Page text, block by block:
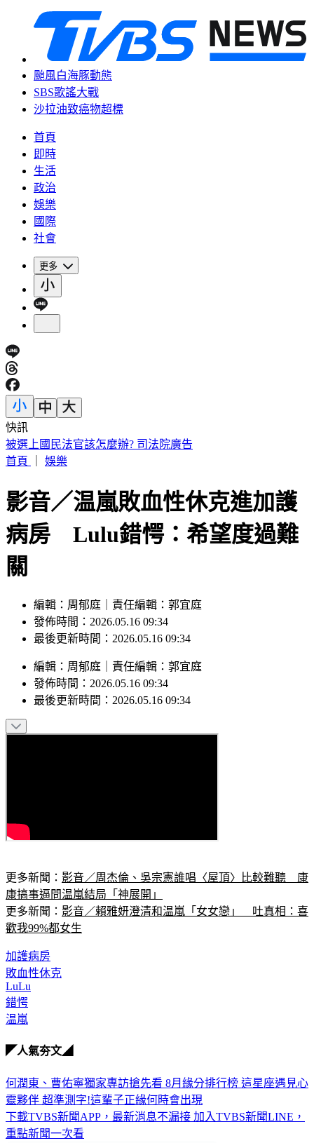
颱風白海豚動態
SBS歌謠大戰
沙拉油致癌物超標
首頁
即時
生活
政治
娛樂
國際
社會
更多
快訊
被選上國民法官該怎麼辦? 司法院廣告
首頁
娛樂
影音／温嵐敗血性休克進加護
病房 Lulu錯愕：希望度過難
關
編輯：周郁庭｜責任編輯：郭宜庭
發佈時間：2026.05.16 09:34
最後更新時間：2026.05.16 09:34
編輯 ： 周郁庭 責任編輯 ： 郭宜庭
發佈時間： 2026.05.16 09:34
最後更新時間： 2026.05.16 09:34
更多新聞： 影音／周杰倫、吳宗憲誰唱〈屋頂〉比較難聽　康
康搞事逼問温嵐結局「神展開」
更多新聞： 影音／賴雅妍澄清和温嵐「女女戀」　吐真相：喜
歡我99%都女生
加護病房
敗血性休克
LuLu
錯愕
温嵐
◤人氣夯文◢
何潤東、曹佑寧獨家專訪搶先看 8月緣分排行榜 這星座遇見心
靈夥伴 超準測字!這輩子正緣何時會出現
下載TVBS新聞APP，最新消息不漏接 加入TVBS新聞LINE，
重點新聞一次看